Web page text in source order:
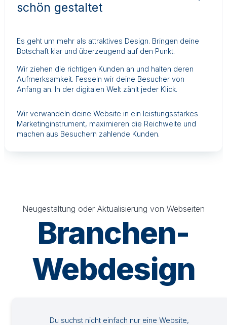
schön gestaltet
Es geht um mehr als attraktives Design. Bringen deine
Botschaft klar und überzeugend auf den Punkt.
Wir ziehen die richtigen Kunden an und halten deren
Aufmerksamkeit. Fesseln wir deine Besucher von
Anfang an. In der digitalen Welt zählt jeder Klick.
Wir verwandeln deine Website in ein leistungsstarkes
Marketinginstrument, maximieren die Reichweite und
machen aus Besuchern zahlende Kunden.
Neugestaltung oder Aktualisierung von Webseiten
Branchen-
Webdesign
Du suchst nicht einfach nur eine Website,